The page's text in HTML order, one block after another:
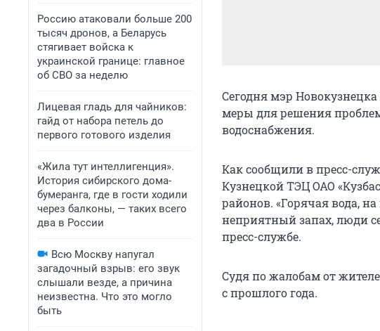
Россию атаковали больше 200
тысяч дронов, а Беларусь
стягивает войска к
украинской границе: главное
об СВО за неделю
Лицевая гладь для чайников:
гайд от набора петель до
первого готового изделия
«Жила тут интеллигенция».
История сибирского дома-
бумеранга, где в гости ходили
через балконы, — таких всего
два в России
Всю Москву напугал
загадочный взрыв: его звук
слышали везде, а причина
неизвестна. Что это могло
быть
Сегодня мэр
меры для решения
водоснабжения.
Как сообщили в пресс-
Кузнецкой ТЭЦ ОАО
районов. «Горячая вода,
неприятный запах, люди
пресс-службе.
Судя по жалобам от
с прошлого года.